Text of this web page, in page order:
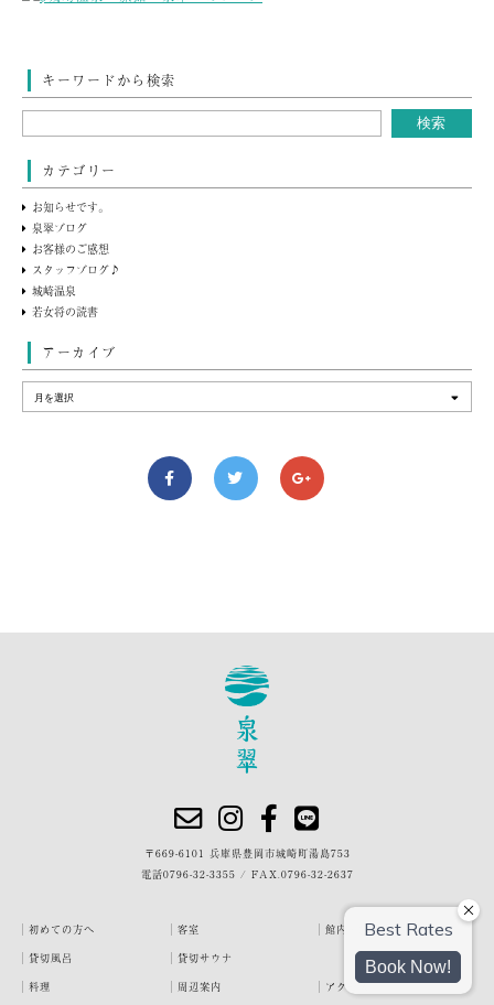
キーワードから検索
カテゴリー
お知らせです。
泉翠ブログ
お客様のご感想
スタッフブログ♪
城崎温泉
若女将の読書
アーカイブ
〒669-6101 兵庫県豊岡市城崎町湯島753
電話0796-32-3355 / FAX.0796-32-2637
初めての方へ 客室
館内・施設
貸切風呂
貸切サウナ
料理
周辺案内 アクセス